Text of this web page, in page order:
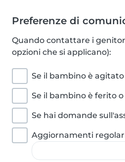
Preferenze di
Quando contattare i
opzioni che si applicano):
Se il bambino è
Se il bambino è ferito
Se hai domande
Aggiornamenti